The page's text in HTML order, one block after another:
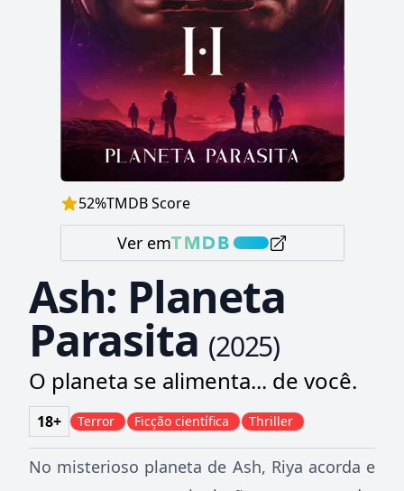
52%TMDB Score
Ver em
Ash: Planeta
Parasita (2025)
O planeta se alimenta... de você.
18+ Terror Ficção científica Thriller
No misterioso planeta de Ash, Riya acorda e